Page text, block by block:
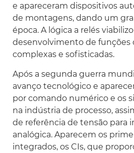
e apareceram dispositivos
de montagens, dando um
época. A lógica a relés
desenvolvimento de funções
complexas e sofisticadas.
Após a segunda guerra
avanço tecnológico e
por comando numérico e os
na indústria de processo,
de referência de tensão para
analógica. Aparecem os
integrados, os CIs, que